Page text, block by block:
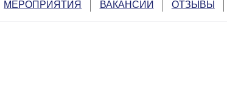
МЕРОПРИЯТИЯ ВАКАНСИИ ОТЗЫВЫ